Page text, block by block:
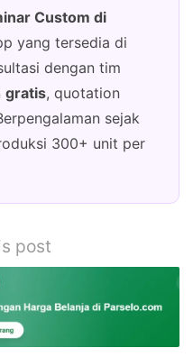
Custom di
yang tersedia di
dengan tim
gratis, quotation
sejak
300+ unit per
post